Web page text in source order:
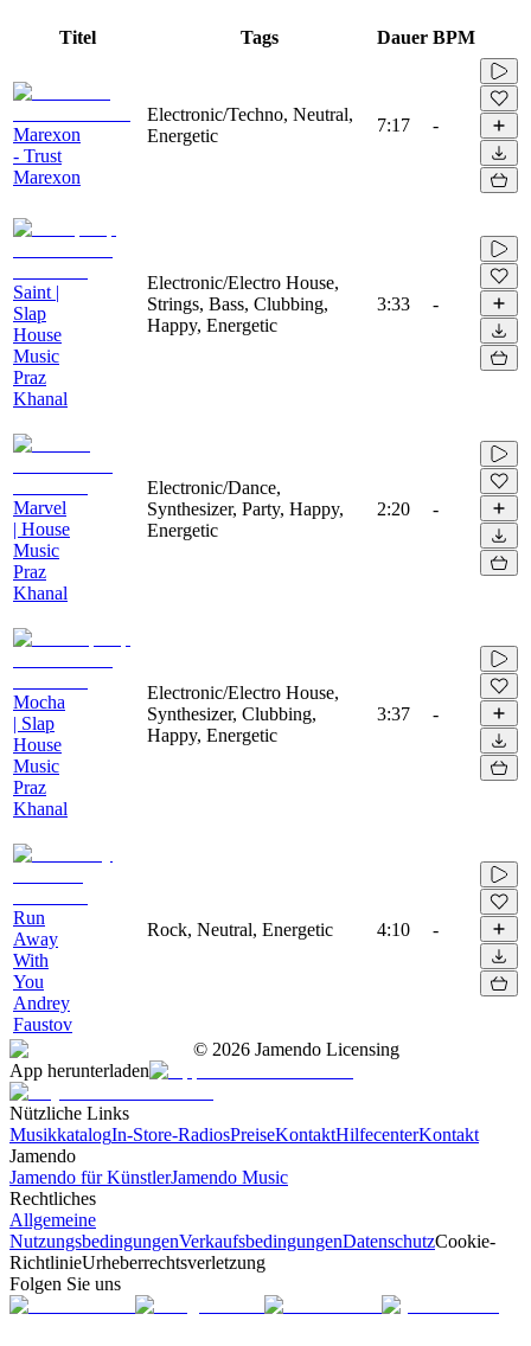
Titel Tags Dauer BPM
Marexon
- Trust
Marexon
Electronic/Techno, Neutral,
Energetic
7:17 -
Saint |
Slap
House
Music
Praz
Khanal
Electronic/Electro House,
Strings, Bass, Clubbing,
Happy, Energetic
3:33 -
Marvel
| House
Music
Praz
Khanal
Electronic/Dance,
Synthesizer, Party, Happy,
Energetic
2:20 -
Mocha
| Slap
House
Music
Praz
Khanal
Electronic/Electro House,
Synthesizer, Clubbing,
Happy, Energetic
3:37 -
Run
Away
With
You
Andrey
Faustov
Rock, Neutral, Energetic 4:10 -
© 2026 Jamendo Licensing
App herunterladen
Nützliche Links
MusikkatalogIn-Store-RadiosPreiseKontaktHilfecenterKontakt
Jamendo
Jamendo für KünstlerJamendo Music
Rechtliches
Allgemeine
NutzungsbedingungenVerkaufsbedingungenDatenschutzCookie-
RichtlinieUrheberrechtsverletzung
Folgen Sie uns